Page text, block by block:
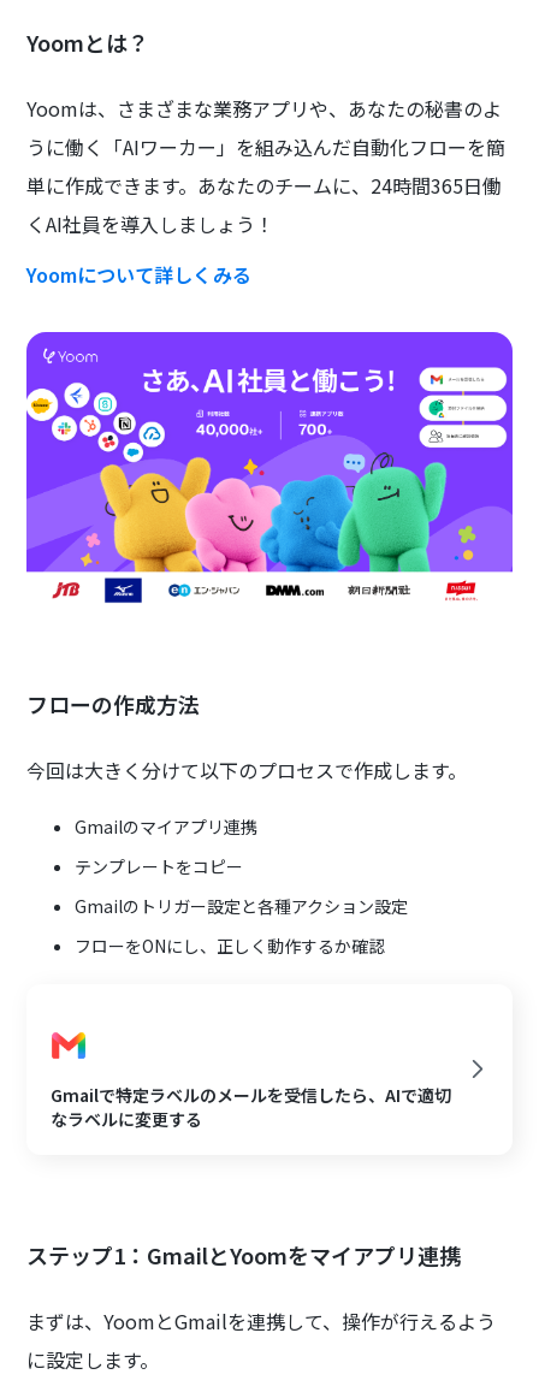
Yoomとは？
Yoomは、さまざまな業務アプリや、あなたの秘書のよ
うに働く「AIワーカー」を組み込んだ自動化フローを簡
単に作成できます。あなたのチームに、24時間365日働
くAI社員を導入しましょう！
Yoomについて詳しくみる
フローの作成方法
今回は大きく分けて以下のプロセスで作成します。
Gmailのマイアプリ連携
テンプレートをコピー
Gmailのトリガー設定と各種アクション設定
フローをONにし、正しく動作するか確認
Gmailで特定ラベルのメールを受信したら、AIで適切
なラベルに変更する
ステップ1：GmailとYoomをマイアプリ連携
まずは、YoomとGmailを連携して、操作が行えるよう
に設定します。